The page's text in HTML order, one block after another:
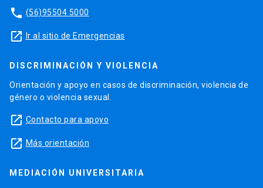
phone (56)95504 5000
launch Ir al sitio de Emergencias
DISCRIMINACIÓN Y VIOLENCIA
Orientación y apoyo en casos de discriminación, violencia de
género o violencia sexual.
launch Contacto para apoyo
launch Más orientación
MEDIACIÓN UNIVERSITARIA